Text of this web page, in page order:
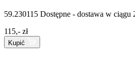
59.230115 Dostępne - dostawa w ciągu
115,- zł
Kupić